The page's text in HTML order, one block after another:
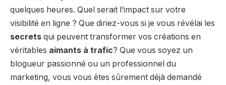
quelques heures. Quel serait l’impact sur votre
visibilité en ligne ? Que diriez-vous si je vous révélai les
secrets qui peuvent transformer vos créations en
véritables aimants à trafic? Que vous soyez un
blogueur passionné ou un professionnel du
marketing, vous vous êtes sûrement déjà demandé